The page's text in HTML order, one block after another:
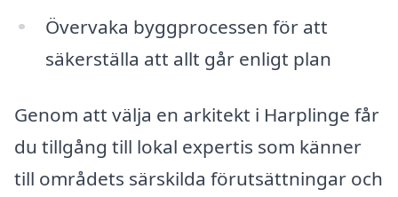
Övervaka byggprocessen för att
säkerställa att allt går enligt plan
Genom att välja en arkitekt i Harplinge får
du tillgång till lokal expertis som känner
till områdets särskilda förutsättningar och